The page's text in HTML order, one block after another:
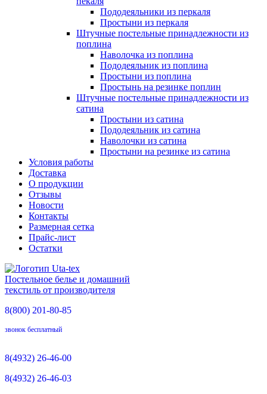
Пододеяльники из перкаля
Простыни из перкаля
Штучные постельные принадлежности из
поплина
Наволочка из поплина
Пододеяльник из поплина
Простыни из поплина
Простынь на резинке поплин
Штучные постельные принадлежности из
сатина
Простыни из сатина
Пододеяльник из сатина
Наволочки из сатина
Простыни на резинке из сатина
Условия работы
Доставка
О продукции
Отзывы
Новости
Контакты
Размерная сетка
Прайс-лист
Остатки
Постельное белье и домашний
текстиль от производителя
8(800) 201-80-85
звонок бесплатный
8(4932) 26-46-00
8(4932) 26-46-03